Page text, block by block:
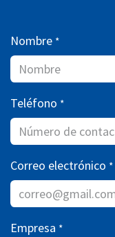
Nombre *
Teléfono *
Correo electrónico *
Empresa *